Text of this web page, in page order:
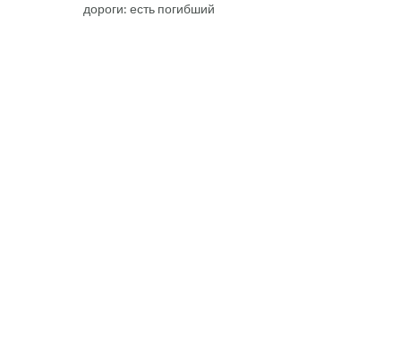
дороги: есть погибший